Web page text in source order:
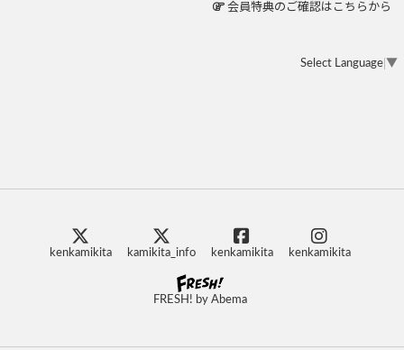
会員特典のご確認はこちらから
Select Language ▼
kenkamikita kamikita_info kenkamikita kenkamikita
FRESH! by Abema